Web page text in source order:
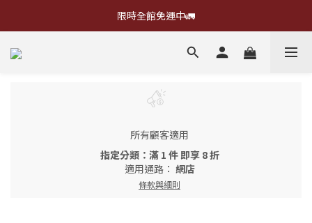
限時全館免運中🚛
所有顧客適用
指定分類：滿 1 件 即享 8 折
適用通路： 網店
條款與細則